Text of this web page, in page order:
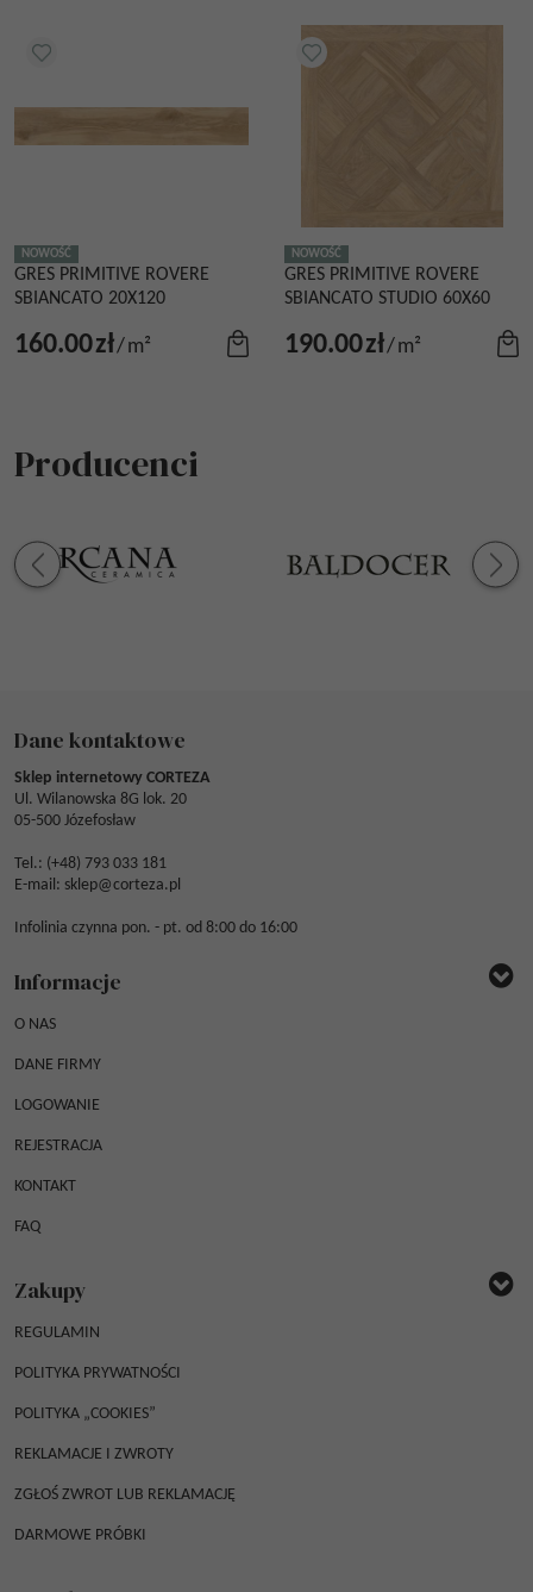
NOWOŚĆ
GRES PRIMITIVE ROVERE
SBIANCATO 20X120
160.00zł/m²
NOWOŚĆ
GRES PRIMITIVE ROVERE
SBIANCATO STUDIO 60X60
190.00zł/m²
Producenci
Dane kontaktowe
Sklep internetowy CORTEZA
Ul. Wilanowska 8G lok. 20
05-500 Józefosław
Tel.: (+48) 793 033 181
E-mail: sklep@corteza.pl
Infolinia czynna pon. - pt. od 8:00 do 16:00
Informacje
O NAS
DANE FIRMY
LOGOWANIE
REJESTRACJA
KONTAKT
FAQ
Zakupy
REGULAMIN
POLITYKA PRYWATNOŚCI
POLITYKA „COOKIES”
REKLAMACJE I ZWROTY
ZGŁOŚ ZWROT LUB REKLAMACJĘ
DARMOWE PRÓBKI